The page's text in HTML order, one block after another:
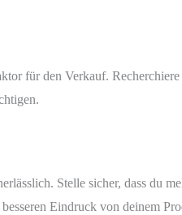
für den Verkauf.
Stelle sicher, dass du
Eindruck von deinem